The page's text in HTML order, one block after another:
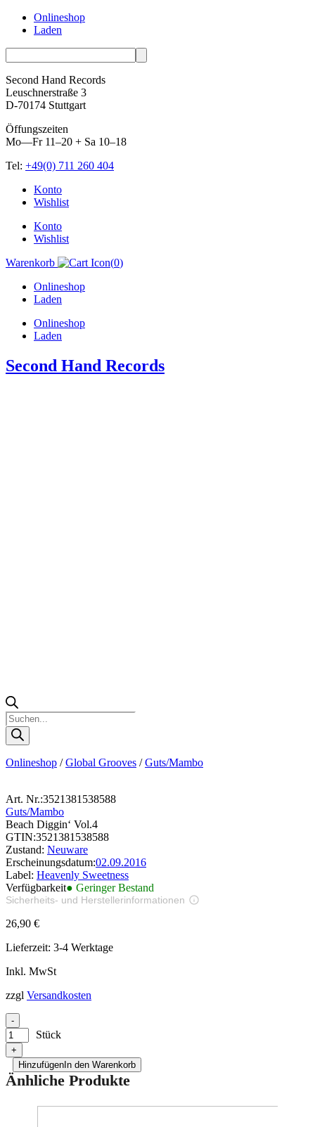
Onlineshop
Laden
Second Hand Records
Leuschnerstraße 3
D-70174 Stuttgart
Öffungszeiten
Mo—Fr 11–20 + Sa 10–18
Tel: +49(0) 711 260 404
Skip
Konto
Wishlist
Konto
Wishlist
Warenkorb
(0)
Onlineshop
Laden
Onlineshop
Laden
Second Hand Records
Products
search
Onlineshop /Global Grooves /Guts/Mambo
Art. Nr.:3521381538588
Guts/Mambo
Beach Diggin‘ Vol.4
GTIN:3521381538588
Zustand: Neuware
Erscheinungsdatum:02.09.2016
Label: Heavenly Sweetness
Verfügbarkeit● Geringer Bestand
Sicherheits- und Herstellerinformationen
26,90 €
Lieferzeit: 3-4 Werktage
Inkl. MwSt
zzgl Versandkosten
-
Stück
+
HinzufügenIn den Warenkorb
Änhliche Produkte